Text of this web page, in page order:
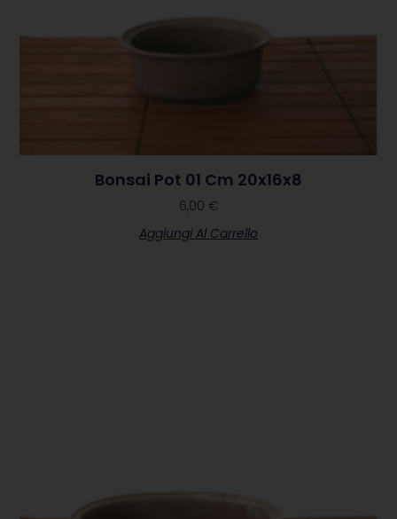
Bonsai Pot 01 Cm 20x16x8
6,00 €
Aggiungi Al Carrello